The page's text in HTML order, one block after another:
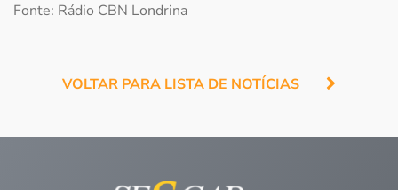
Fonte: Rádio CBN Londrina
VOLTAR PARA LISTA DE NOTÍCIAS